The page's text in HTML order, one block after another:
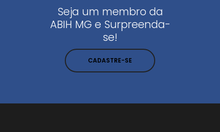
Seja um membro da
ABIH MG e Surpreenda-
se!
CADASTRE-SE